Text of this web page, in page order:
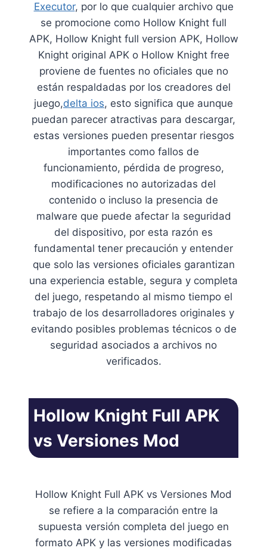
Executor, por lo que cualquier archivo que
se promocione como Hollow Knight full
APK, Hollow Knight full version APK, Hollow
Knight original APK o Hollow Knight free
proviene de fuentes no oficiales que no
están respaldadas por los creadores del
juego,delta ios, esto significa que aunque
puedan parecer atractivas para descargar,
estas versiones pueden presentar riesgos
importantes como fallos de
funcionamiento, pérdida de progreso,
modificaciones no autorizadas del
contenido o incluso la presencia de
malware que puede afectar la seguridad
del dispositivo, por esta razón es
fundamental tener precaución y entender
que solo las versiones oficiales garantizan
una experiencia estable, segura y completa
del juego, respetando al mismo tiempo el
trabajo de los desarrolladores originales y
evitando posibles problemas técnicos o de
seguridad asociados a archivos no
verificados.
Hollow Knight Full APK
vs Versiones Mod
Hollow Knight Full APK vs Versiones Mod
se refiere a la comparación entre la
supuesta versión completa del juego en
formato APK y las versiones modificadas